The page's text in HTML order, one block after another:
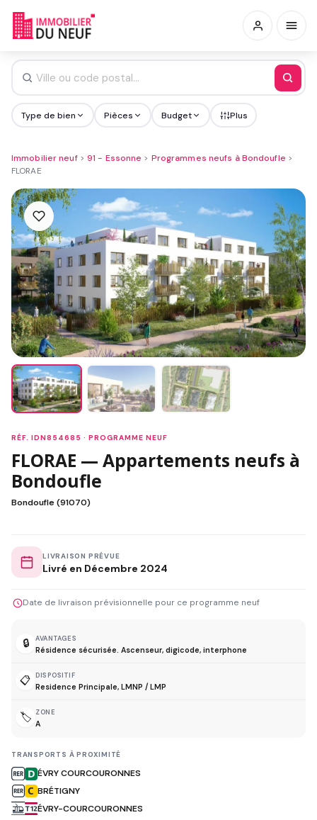
Type de bien Pièces Budget Plus
Immobilier neuf> 91 - Essonne > Programmes neufs à Bondoufle >
FLORAE
RÉF. IDN854685 · PROGRAMME NEUF
FLORAE — Appartements neufs à
Bondoufle
Bondoufle (91070)
LIVRAISON PRÉVUE
Livré en Décembre 2024
Date de livraison prévisionnelle pour ce programme neuf
🔒 AVANTAGES
Résidence sécurisée. Ascenseur, digicode, interphone
📋 DISPOSITIF
Residence Principale, LMNP / LMP
🏷️ ZONE
A
TRANSPORTS À PROXIMITÉ
ÉVRY COURCOURONNES
BRÉTIGNY
ÉVRY-COURCOURONNES